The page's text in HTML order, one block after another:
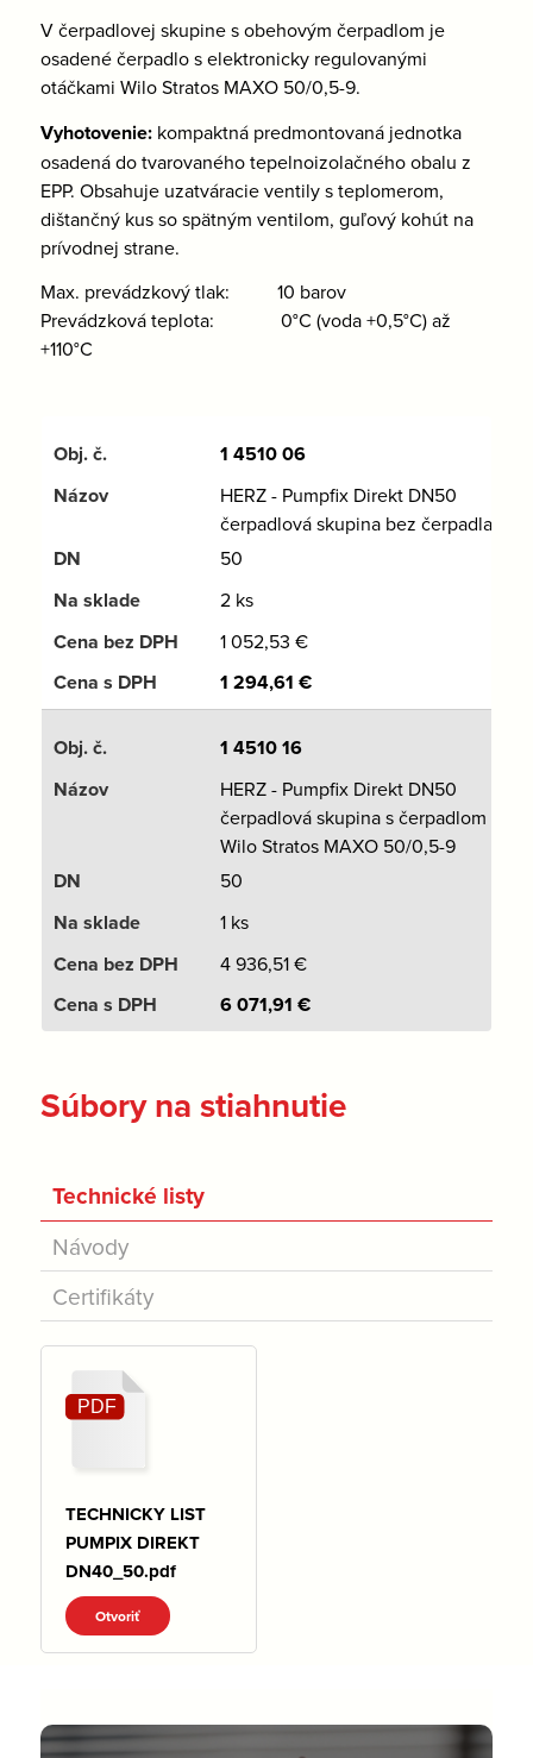
V čerpadlovej skupine s obehovým čerpadlom je
osadené čerpadlo s elektronicky regulovanými
otáčkami Wilo Stratos MAXO 50/0,5-9.
Vyhotovenie:kompaktná predmontovaná jednotka
osadená do tvarovaného tepelnoizolačného obalu z
EPP. Obsahuje uzatváracie ventily s teplomerom,
dištančný kus so spätným ventilom, guľový kohút na
prívodnej strane.
Max. prevádzkový tlak: 10 barov
Prevádzková teplota: 0°C (voda +0,5°C) až
+110°C
1 4510 06
HERZ - Pumpfix Direkt DN50
čerpadlová skupina bez čerpadla
50
2 ks
1 052,53 €
1 294,61 €
1 4510 16
HERZ - Pumpfix Direkt DN50
čerpadlová skupina s čerpadlom
Wilo Stratos MAXO 50/0,5-9
50
1 ks
4 936,51€
6 071,91 €
Súbory na stiahnutie
Technické listy
Návody
Certifikáty
TECHNICKY LIST
PUMPIX DIREKT
DN40_50.pdf
Otvoriť